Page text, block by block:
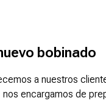
bobinado
a nuestros
encargamos de